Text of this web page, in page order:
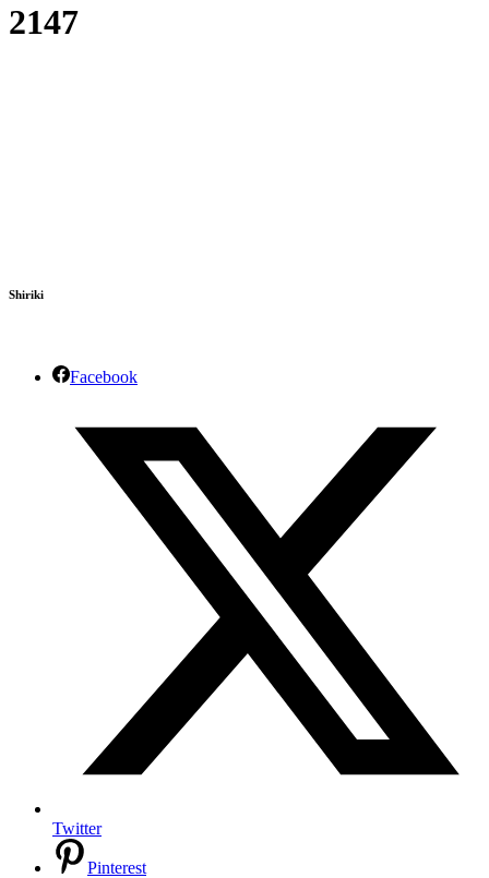
2147
Shiriki
Facebook
Twitter
Pinterest